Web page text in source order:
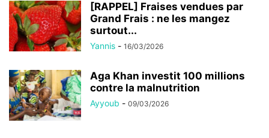
[RAPPEL] Fraises vendues par
Grand Frais : ne les mangez
surtout...
Yannis - 16/03/2026
Aga Khan investit 100 millions
contre la malnutrition
Ayyoub - 09/03/2026